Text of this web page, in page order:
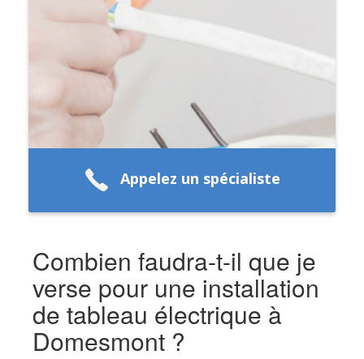
Appelez un spécialiste
Combien faudra-t-il que je
verse pour une installation
de tableau électrique à
Domesmont ?